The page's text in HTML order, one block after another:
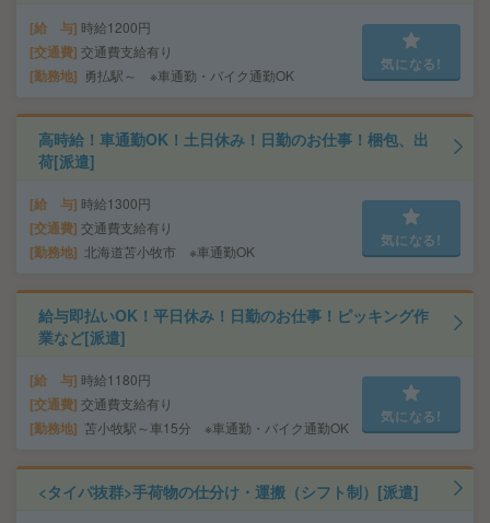
給 与 時給1200円
交通費 交通費支給有り
勤務地 勇払駅～ ※車通勤・バイク通勤OK
気になる!
高時給！車通勤OK！土日休み！日勤のお仕事！梱包、出
荷[派遣]
給 与 時給1300円
交通費 交通費支給有り
勤務地 北海道苫小牧市 ※車通勤OK
気になる!
給与即払いOK！平日休み！日勤のお仕事！ピッキング作
業など[派遣]
給 与 時給1180円
交通費 交通費支給有り
勤務地 苫小牧駅～車15分 ※車通勤・バイク通勤OK
気になる!
<タイパ抜群>手荷物の仕分け・運搬（シフト制）[派遣]